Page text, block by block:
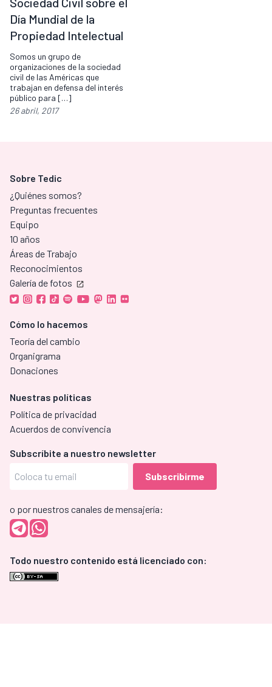
Día Mundial de la
Propiedad Intelectual
Somos un grupo de
organizaciones de la sociedad
civil de las Américas que
trabajan en defensa del interés
público para […]
26 abril, 2017
Sobre Tedic
¿Quiénes somos?
Preguntas frecuentes
Equipo
10 años
Áreas de Trabajo
Reconocimientos
Galería de fotos
Cómo lo hacemos
Teoría del cambio
Organigrama
Donaciones
Nuestras políticas
Política de privacidad
Acuerdos de convivencia
Subscríbite a nuestro newsletter
o por nuestros canales de mensajería:
Todo nuestro contenido está licenciado con: